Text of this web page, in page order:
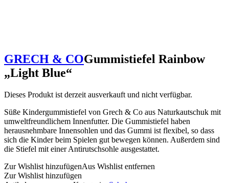
GRECH & COGummistiefel Rainbow
„Light Blue“
Dieses Produkt ist derzeit ausverkauft und nicht verfügbar.
Süße Kindergummistiefel von Grech & Co aus Naturkautschuk mit
umweltfreundlichem Innenfutter. Die Gummistiefel haben
herausnehmbare Innensohlen und das Gummi ist flexibel, so dass
sich die Kinder beim Spielen gut bewegen können. Außerdem sind
die Stiefel mit einer Antirutschsohle ausgestattet.
Zur Wishlist hinzufügenAus Wishlist entfernen
Zur Wishlist hinzufügen